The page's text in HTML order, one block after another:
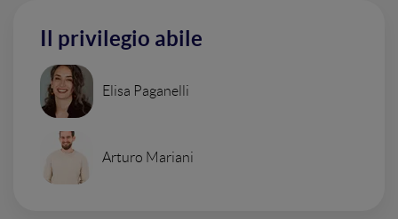
Il privilegio abile
Elisa Paganelli
Arturo Mariani